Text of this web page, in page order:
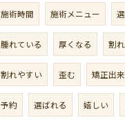
施術時間 施術メニュー
腫れている 厚くなる 割
割れやすい 歪む 矯正出
予約 選ばれる 嬉しい